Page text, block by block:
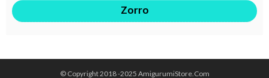
Zorro
© Copyright 2018 -2025 AmigurumiStore.Com